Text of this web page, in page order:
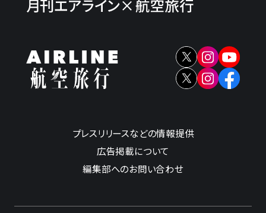
プレスリリースなどの情報提供
広告掲載について
編集部へのお問い合わせ